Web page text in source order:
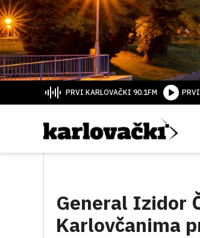
PRVI KARLOVAČKI 90.1FM
General Izidor
Karlovčanima